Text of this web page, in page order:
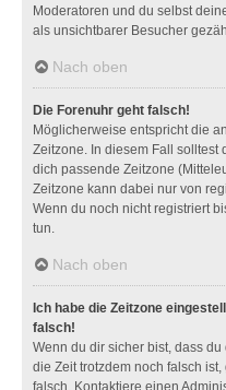
Moderatoren und du selbst
als unsichtbarer Besucher
Nach oben
Die Forenuhr geht falsch!
Möglicherweise entspricht die
Zeitzone. In diesem Fall solltest
dich passende Zeitzone
Zeitzone kann dabei nur von
Wenn du noch nicht registriert
tun.
Nach oben
Ich habe die Zeitzone
falsch!
Wenn du dir sicher bist, dass
die Zeit trotzdem noch falsch
falsch. Kontaktiere einen